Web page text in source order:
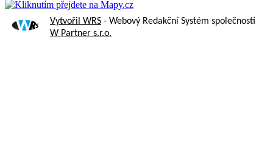
Vytvořil WRS - Webový Redakční Systém společnosti
W Partner s.r.o.